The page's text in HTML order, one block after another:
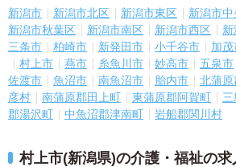
新潟市 新潟市北区 新潟市東区 新潟市
新潟市秋葉区
新潟市南区 新潟市西区
三条市
柏崎市 新発田市 小千谷市 加茂
村上市
燕市 糸魚川市 妙高市 五泉市
佐渡市
魚沼市 南魚沼市 胎内市 北蒲
彦村
南蒲原郡田上町 東蒲原郡阿賀町 三
郡湯沢町
中魚沼郡津南町 岩船郡関川村
村上市(新潟県)の介護・福祉の